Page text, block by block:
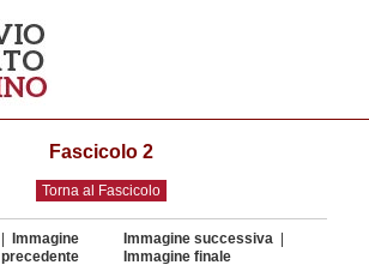
Fascicolo 2
Torna al Fascicolo
Immagine
precedente
Immagine successiva
Immagine finale